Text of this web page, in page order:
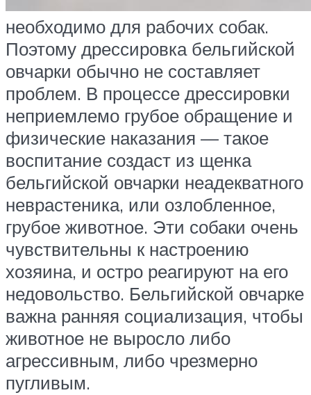
необходимо для рабочих собак.
Поэтому дрессировка бельгийской
овчарки обычно не составляет
проблем. В процессе дрессировки
неприемлемо грубое обращение и
физические наказания — такое
воспитание создаст из щенка
бельгийской овчарки неадекватного
неврастеника, или озлобленное,
грубое животное. Эти собаки очень
чувствительны к настроению
хозяина, и остро реагируют на его
недовольство. Бельгийской овчарке
важна ранняя социализация, чтобы
животное не выросло либо
агрессивным, либо чрезмерно
пугливым.